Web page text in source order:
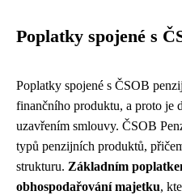
Poplatky spojené s
Poplatky spojené s ČSOB
finančního produktu, a proto je
uzavřením smlouvy. ČSOB
typů penzijních produktů,
strukturu. Základním
obhospodařování majetku,